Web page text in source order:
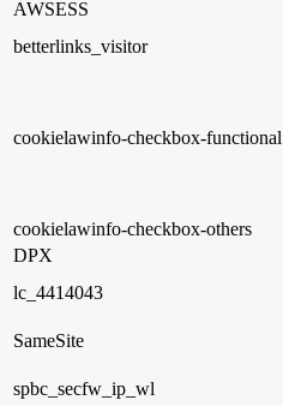
AWSESS
betterlinks_visitor
cookielawinfo-checkbox-functional
cookielawinfo-checkbox-others
DPX
lc_4414043
SameSite
spbc_secfw_ip_wl